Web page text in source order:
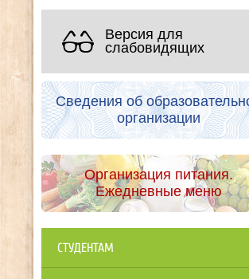
Версия для
слабовидящих
Сведения об
организации
Организация питания.
Ежедневные меню
СТУДЕНТАМ